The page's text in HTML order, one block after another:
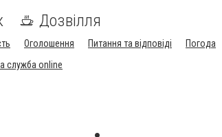
Дозвілля
Оголошення Питання та відповіді
Погода
служба online